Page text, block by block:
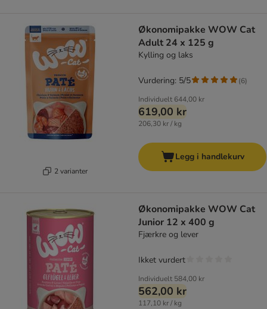
2 varianter
Økonomipakke WOW Cat
Adult 24 x 125 g
Kylling og laks
Individuelt 644,00 kr
619,00 kr
206,30 kr / kg
Vurdering: 5/5 (6)
Legg i handlekurv
Økonomipakke WOW Cat
Junior 12 x 400 g
Fjærkre og lever
Individuelt 584,00 kr
562,00 kr
117,10 kr / kg
Ikket vurdert